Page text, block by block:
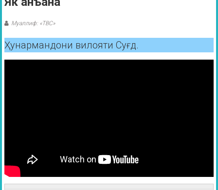
Муаллиф: «ТВС»
Ҳунармандони вилояти Суғд.